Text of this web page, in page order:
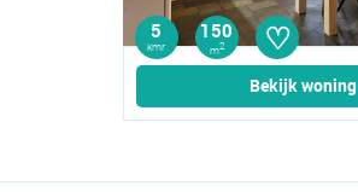
5
kmr
150
m2 ♡
Bekijk woning